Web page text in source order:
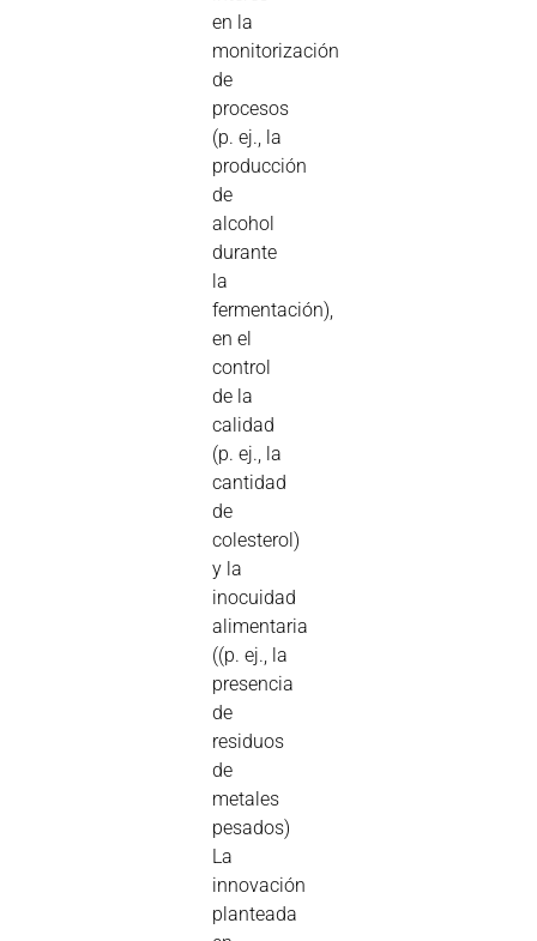
en la
monitorización
de
procesos
(p. ej., la
producción
de
alcohol
durante
la
fermentación),
en el
control
de la
calidad
(p. ej., la
cantidad
de
colesterol)
y la
inocuidad
alimentaria
((p. ej., la
presencia
de
residuos
de
metales
pesados)
La
innovación
planteada